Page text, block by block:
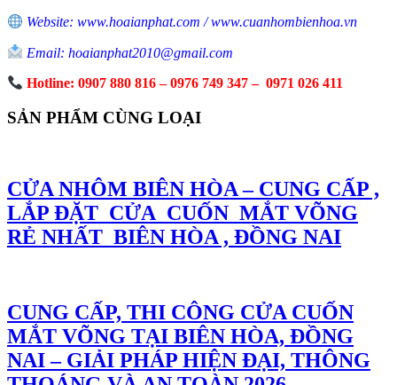
Website: www.hoaianphat.com / www.cuanhombienhoa.vn
Email: hoaianphat2010@gmail.com
Hotline: 0907 880 816 – 0976 749 347 – 0971 026 411
SẢN PHẨM CÙNG LOẠI
CỬA NHÔM BIÊN HÒA – CUNG CẤP ,
LẮP ĐẶT CỬA CUỐN MẮT VÕNG
RẺ NHẤT BIÊN HÒA , ĐỒNG NAI
CUNG CẤP, THI CÔNG CỬA CUỐN
MẮT VÕNG TẠI BIÊN HÒA, ĐỒNG
NAI – GIẢI PHÁP HIỆN ĐẠI, THÔNG